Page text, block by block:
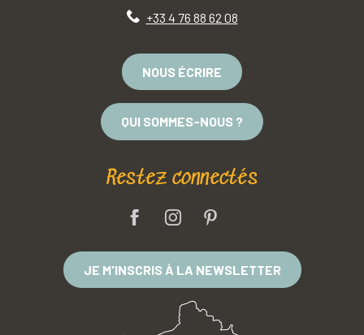
+33 4 76 88 62 08
NOUS ÉCRIRE
QUI SOMMES-NOUS ?
Restez connectés
JE M'INSCRIS À LA NEWSLETTER